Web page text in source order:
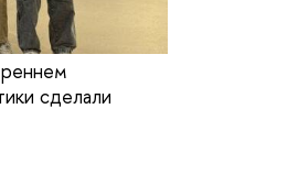
сделали